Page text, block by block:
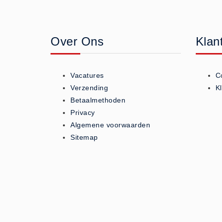
Koud - Warm kompressen (3)
Overige (1)
Teken - Beten sets (5)
Vitamines en mineralen (0)
Eerste Hulp Paneel
Eerste Hulp Paneel (0)
Over Ons
Vacatures
Verzending
Betaalmethoden
Privacy
Algemene voorwaarden
Sitemap